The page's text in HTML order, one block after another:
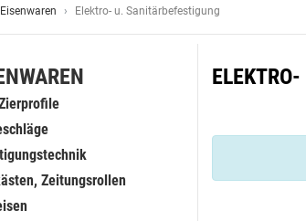
Eisenwaren Elektro- u. Sanitärbefestigung
Zeitungsrollen